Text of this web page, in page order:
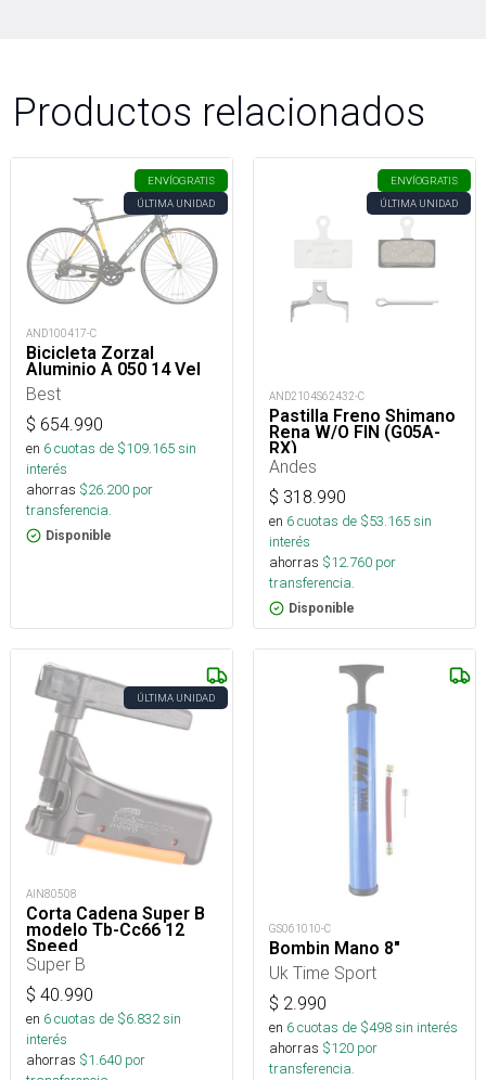
Productos relacionados
ENVÍOGRATIS
ÚLTIMA UNIDAD
AND100417-C
Bicicleta Zorzal
Aluminio A 050 14 Vel
Best
$ 654.990
en 6cuotas de $109.165sin
interés
ahorras $26.200 por
transferencia.
Disponible
ENVÍOGRATIS
ÚLTIMA UNIDAD
AND2104S62432-C
Pastilla Freno Shimano
Rena W/O FIN (G05A-
RX)
Andes
$ 318.990
en 6cuotas de $53.165sin
interés
ahorras $12.760 por
transferencia.
Disponible
ÚLTIMA UNIDAD
AIN80508
Corta Cadena Super B
modelo Tb-Cc66 12
Speed
Super B
$ 40.990
en 6cuotas de $6.832sin
interés
ahorras $1.640 por
GS061010-C
Bombin Mano 8"
Uk Time Sport
$ 2.990
en 6cuotas de $498sin interés
ahorras $120 por
transferencia.